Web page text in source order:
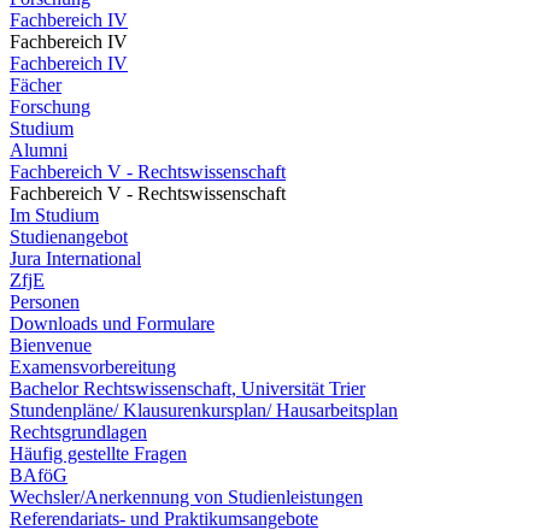
Fachbereich IV
Fachbereich IV
Fachbereich IV
Fächer
Forschung
Studium
Alumni
Fachbereich V - Rechtswissenschaft
Fachbereich V - Rechtswissenschaft
Im Studium
Studienangebot
Jura International
ZfjE
Personen
Downloads und Formulare
Bienvenue
Examensvorbereitung
Bachelor Rechtswissenschaft, Universität Trier
Stundenpläne/ Klausurenkursplan/ Hausarbeitsplan
Rechtsgrundlagen
Häufig gestellte Fragen
BAföG
Wechsler/Anerkennung von Studienleistungen
Referendariats- und Praktikumsangebote